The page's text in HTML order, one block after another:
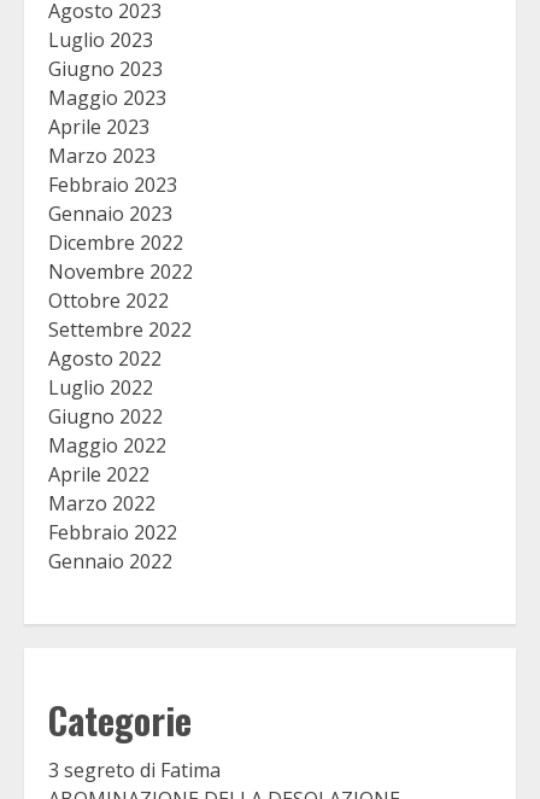
Agosto 2023
Luglio 2023
Giugno 2023
Maggio 2023
Aprile 2023
Marzo 2023
Febbraio 2023
Gennaio 2023
Dicembre 2022
Novembre 2022
Ottobre 2022
Settembre 2022
Agosto 2022
Luglio 2022
Giugno 2022
Maggio 2022
Aprile 2022
Marzo 2022
Febbraio 2022
Gennaio 2022
Categorie
3 segreto di Fatima